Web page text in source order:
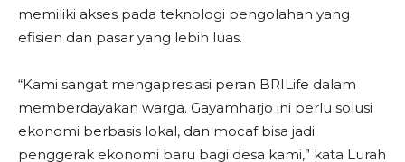
memiliki akses pada teknologi pengolahan yang
efisien dan pasar yang lebih luas.
“Kami sangat mengapresiasi peran BRILife dalam
memberdayakan warga. Gayamharjo ini perlu solusi
ekonomi berbasis lokal, dan mocaf bisa jadi
penggerak ekonomi baru bagi desa kami,” kata Lurah